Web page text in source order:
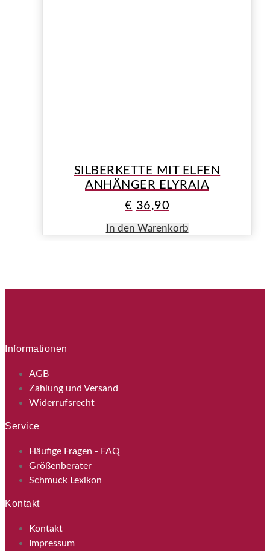
SILBERKETTE MIT ELFEN
ANHÄNGER ELYRAIA
€ 36,90
In den Warenkorb
Informationen
AGB
Zahlung und Versand
Widerrufsrecht
Service
Häufige Fragen - FAQ
Größenberater
Schmuck Lexikon
Kontakt
Kontakt
Impressum